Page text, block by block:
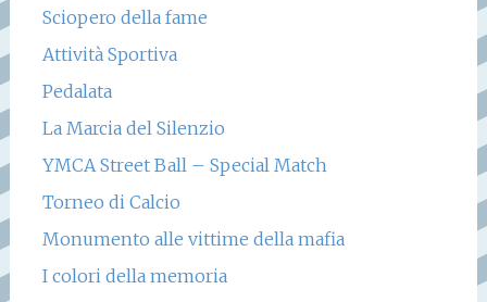
Sciopero della fame
Attività Sportiva
Pedalata
La Marcia del Silenzio
YMCA Street Ball – Special Match
Torneo di Calcio
Monumento alle vittime della mafia
I colori della memoria